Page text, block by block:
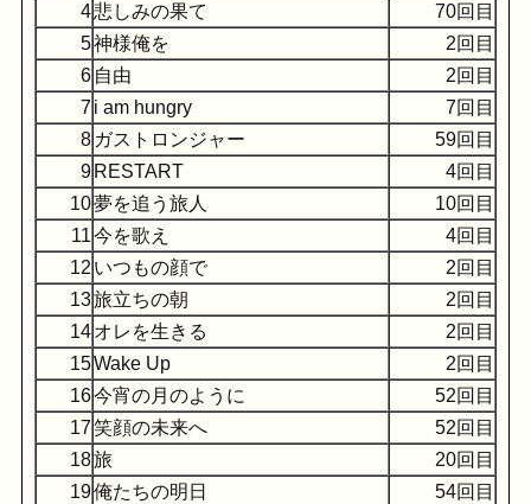
4悲しみの果て
70回目
5神様俺を
2回目
6 自由
2回目
7 i am hungry
7回目
8 ガストロンジャー
59回目
9 RESTART
4回目
10夢を追う旅人
10回目
11今を歌え
4回目
12 いつもの顔で
2回目
13旅立ちの朝
2回目
14オレを生きる
2回目
15Wake Up
2回目
16今宵の月のように
52回目
17笑顔の未来へ
52回目
18旅
20回目
19俺たちの明日
54回目